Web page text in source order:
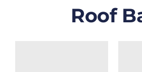
Roof